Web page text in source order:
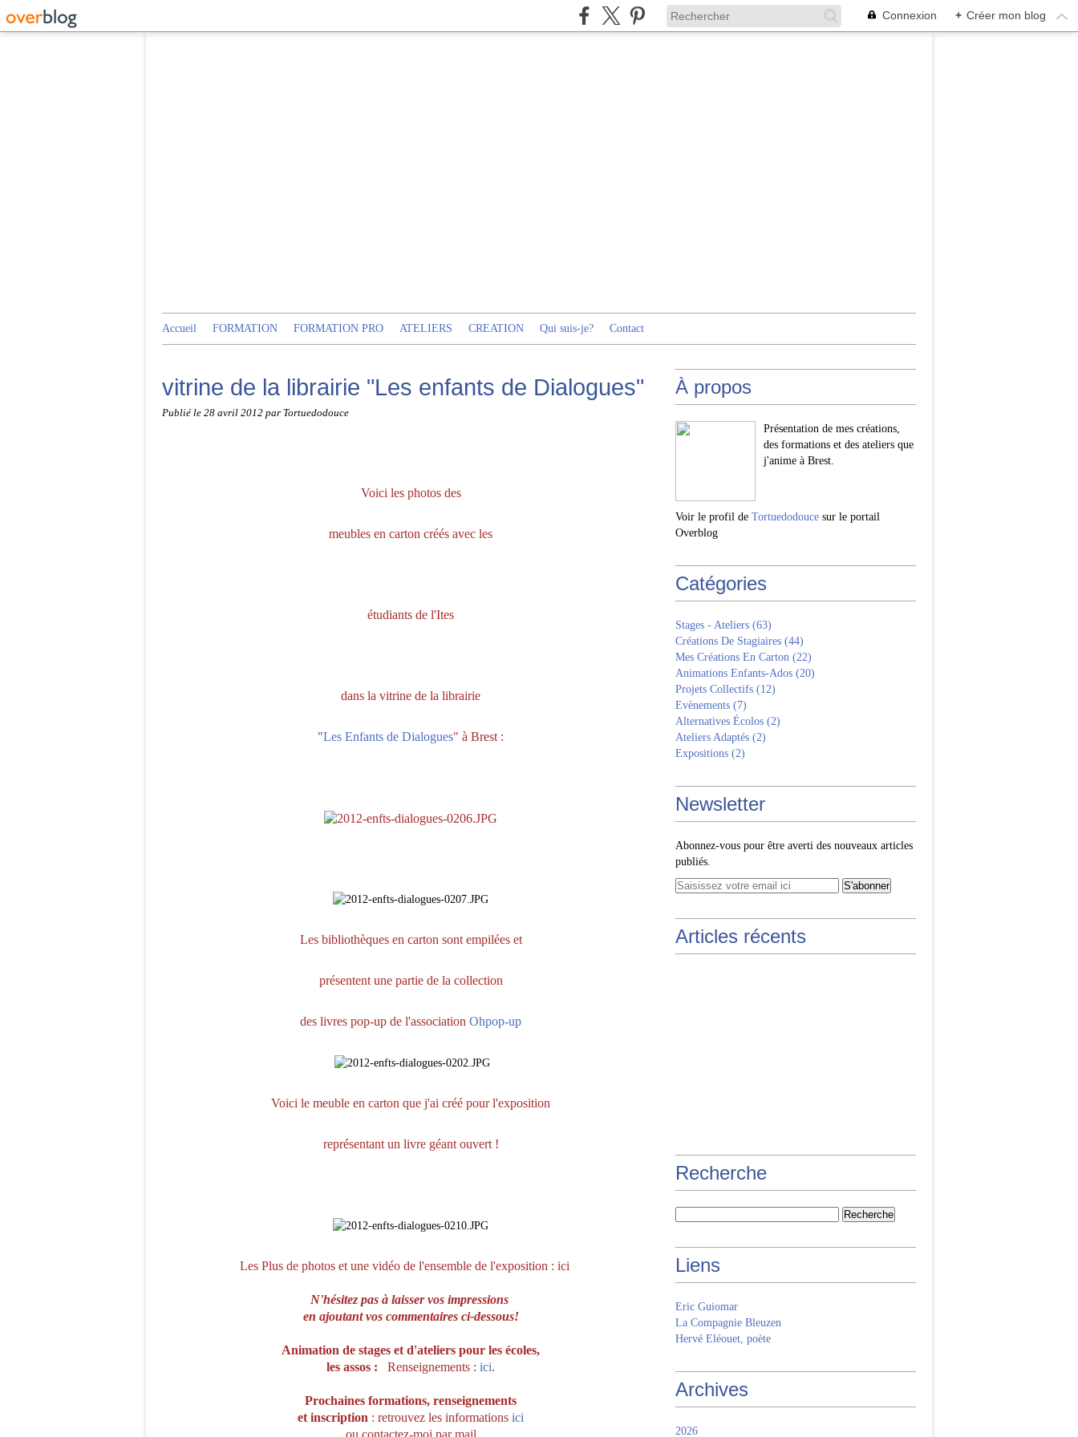
Connexion + Créer mon blog
Accueil FORMATION FORMATION PRO ATELIERS CREATION Qui suis-je? Contact
vitrine de la librairie "Les enfants de Dialogues"
Publié le 28 avril 2012 par Tortuedodouce
Voici les photos des
meubles en carton créés avec les
étudiants de l'Ites
dans la vitrine de la librairie
"Les Enfants de Dialogues" à Brest :
Les bibliothèques en carton sont empilées et
présentent une partie de la collection
des livres pop-up de l'association Ohpop-up
Voici le meuble en carton que j'ai créé pour l'exposition
représentant un livre géant ouvert !
Les Plus de photos et une vidéo de l'ensemble de l'exposition : ici
N'hésitez pas à laisser vos impressions
en ajoutant vos commentaires ci-dessous!
Animation de stages et d'ateliers pour les écoles,
les assos :
Renseignements : ici.
Prochaines formations, renseignements
et inscription : retrouvez les informations ici
ou contactez-moi par mail
À propos
Présentation de mes créations,
des formations et des ateliers que
j'anime à Brest.
Voir le profil de Tortuedodouce sur le portail
Overblog
Catégories
Stages - Ateliers (63)
Créations De Stagiaires (44)
Mes Créations En Carton (22)
Animations Enfants-Ados (20)
Projets Collectifs (12)
Evènements (7)
Alternatives Écolos (2)
Ateliers Adaptés (2)
Expositions (2)
Newsletter
Abonnez-vous pour être averti des nouveaux articles
publiés.
Articles récents
Recherche
Liens
Eric Guiomar
La Compagnie Bleuzen
Hervé Eléouet, poète
Archives
2026